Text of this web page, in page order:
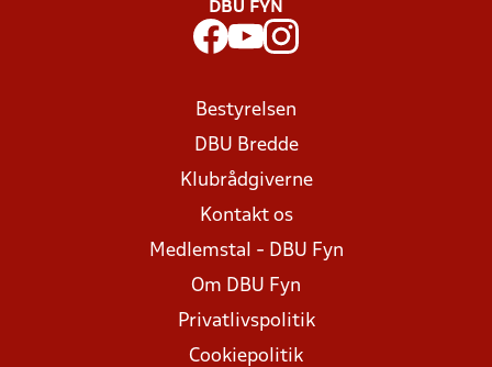
DBU FYN
Bestyrelsen
DBU Bredde
Klubrådgiverne
Kontakt os
Medlemstal - DBU Fyn
Om DBU Fyn
Privatlivspolitik
Cookiepolitik